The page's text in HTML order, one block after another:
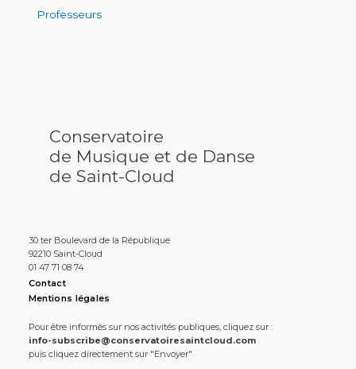
Professeurs
Conservatoire
de Musique et de Danse
de Saint-Cloud
30 ter Boulevard de la République
92210 Saint-Cloud
01 47 71 08 74
Contact
Mentions légales
Pour être informés sur nos activités publiques, cliquez sur :
info-subscribe@conservatoiresaintcloud.com
puis cliquez directement sur "Envoyer"